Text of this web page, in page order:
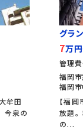
牟田
泉の
グラ
7万
管理
福岡
福岡
【福
放題
の...